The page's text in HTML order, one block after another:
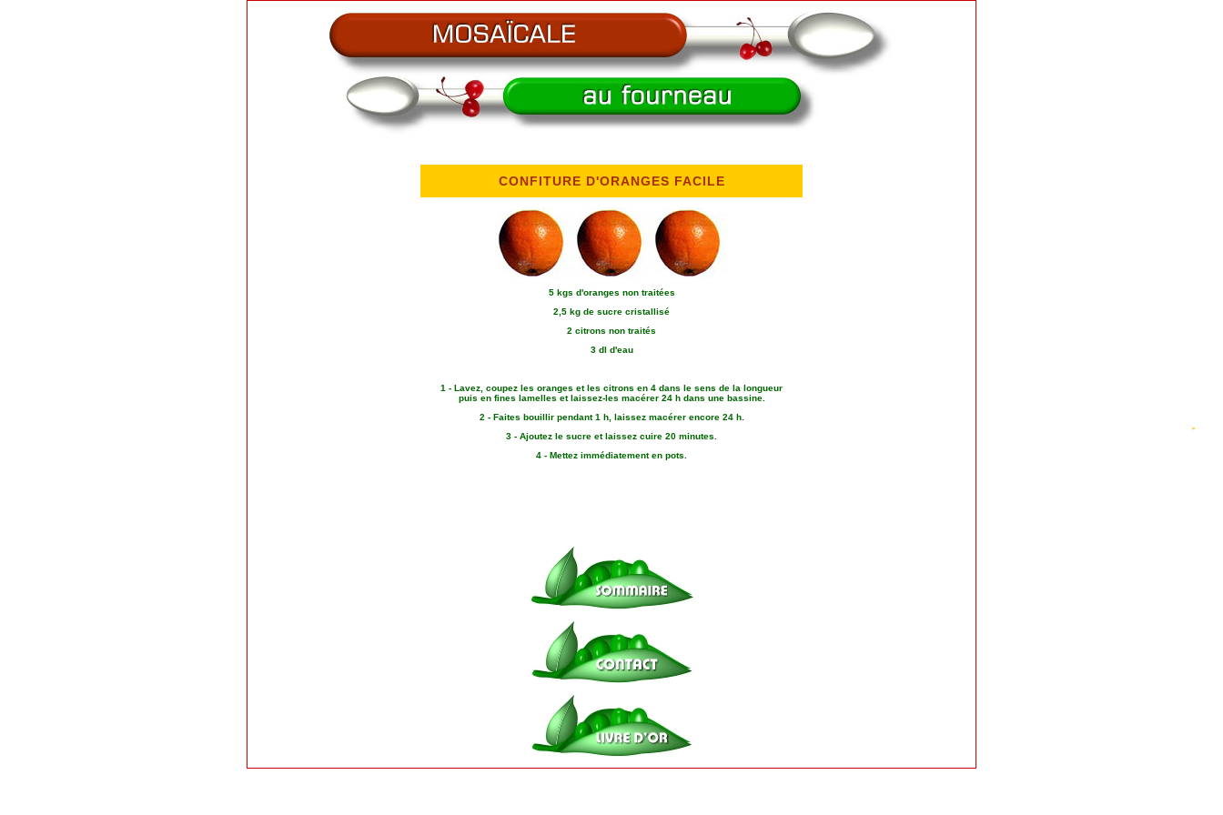
CONFITURE D'ORANGES FACILE
5 kgs d'oranges non traitées
2,5 kg de sucre cristallisé
2 citrons non traités
3 dl d'eau
1 - Lavez, coupez les oranges et les citrons en 4 dans le sens de la longueur
puis en fines lamelles et laissez-les macérer 24 h dans une bassine.
2 - Faites bouillir pendant 1 h, laissez macérer encore 24 h.
3 - Ajoutez le sucre et laissez cuire 20 minutes.
4 - Mettez immédiatement en pots.